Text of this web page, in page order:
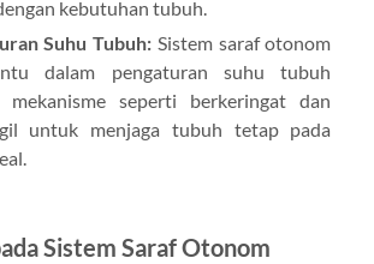
kebutuhan tubuh.
Suhu Tubuh: Sistem saraf otonom
dalam pengaturan suhu tubuh
mekanisme seperti berkeringat dan
untuk menjaga tubuh tetap pada
Sistem Saraf Otonom